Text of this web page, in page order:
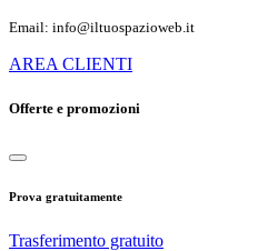
Email: info@iltuospazioweb.it
AREA CLIENTI
Offerte e promozioni
Prova gratuitamente
Trasferimento gratuito